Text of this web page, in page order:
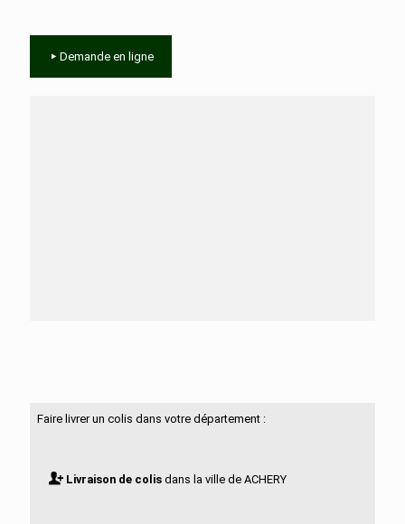
Demande en ligne
Faire livrer un colis dans votre département :
Livraison de colisdans la ville de ACHERY